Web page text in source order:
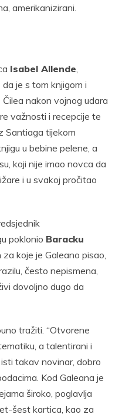
amerikanizirani.
Isabel Allende
je s tom knjigom i
Čilea nakon vojnog udara
važnosti i recepcije te
Santiaga tijekom
u bebine pelene, a
koji nije imao novca da
i u svakoj pročitao
poklonio Baracku
koje je Galeano pisao,
često nepismena,
dovoljno dugo da
tražiti. “Otvorene
a talentirani i
takav novinar, dobro
Kod Galeana je
široko, poglavlja
šest kartica, kao za